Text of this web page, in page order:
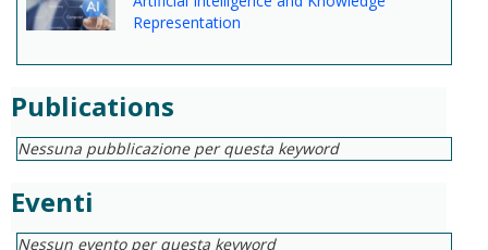
Representation
Publications
Nessuna pubblicazione per questa keyword
Eventi
Nessun evento per questa keyword